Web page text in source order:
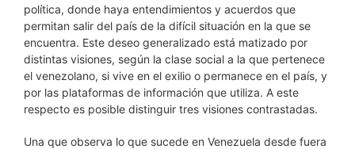
política, donde haya entendimientos y acuerdos que
permitan salir del país de la difícil situación en la que se
encuentra. Este deseo generalizado está matizado por
distintas visiones, según la clase social a la que pertenece
el venezolano, si vive en el exilio o permanece en el país, y
por las plataformas de información que utiliza. A este
respecto es posible distinguir tres visiones contrastadas.
Una que observa lo que sucede en Venezuela desde fuera